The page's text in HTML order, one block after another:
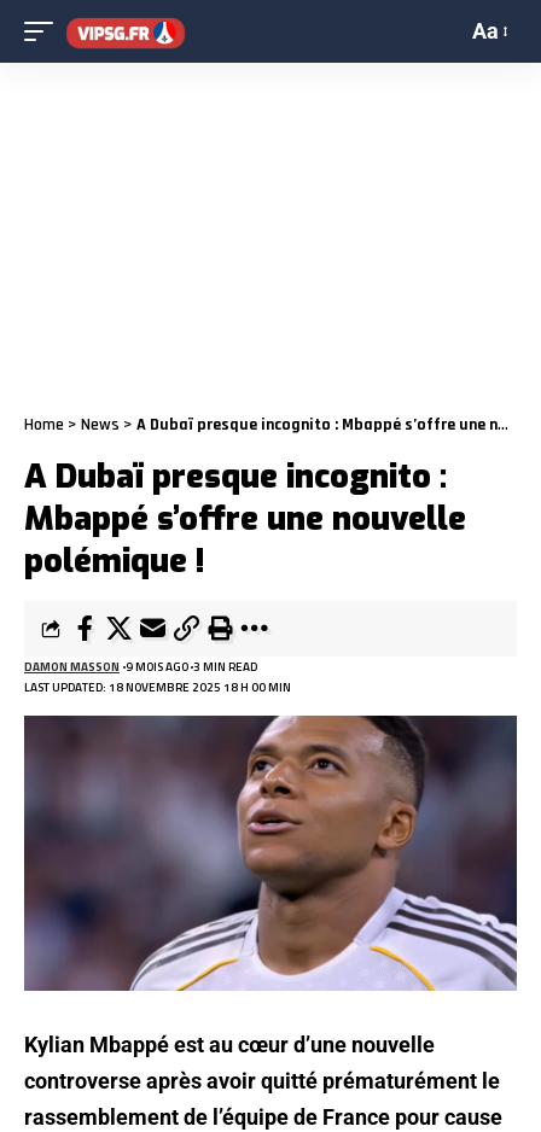
Aa
Home > News > A Dubaï presque incognito : Mbappé s’offre une nouvelle polémique !
A Dubaï presque incognito :
Mbappé s’offre une nouvelle
polémique !
LAST UPDATED: 18 NOVEMBRE 2025 18 H 00 MIN
DAMON MASSON 9 MOIS AGO 3 MIN READ
Kylian Mbappé est au cœur d’une nouvelle
controverse après avoir quitté prématurément le
rassemblement de l’équipe de France pour cause